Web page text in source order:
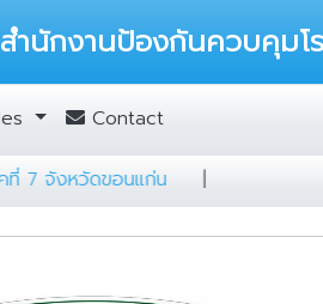
ำนักงานป้องกันควบคุม
Contact
คุมโรคที่ 7 จังหวัดขอนแก่น